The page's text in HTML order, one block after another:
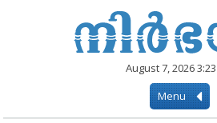
August 7, 2026
Menu